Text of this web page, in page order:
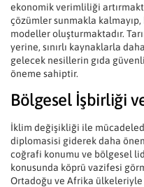
ekonomik verimliliği
çözümler sunmakla
modeller oluşturmaktadır.
yerine, sınırlı kaynaklarla
gelecek nesillerin gıda
öneme sahiptir.
Bölgesel İşbirliği
İklim değişikliği ile
diplomasisi giderek daha
coğrafi konumu ve bölgesel
konusunda köprü vazifesi
Ortadoğu ve Afrika